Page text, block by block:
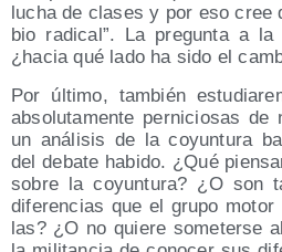
lucha de cla­ses y por eso
bio radi­cal . La pre­gun­ta a la
¿hacia qué lado ha sido el
Por últi­mo, tam­bién
abso­lu­ta­men­te per­ni­cio­sas
un aná­li­sis de la coyun­tu­ra
del deba­te habi­do. ¿Qué
sobre la coyun­tu­ra? ¿O son
dife­ren­cias que el gru­po
las? ¿O no quie­re some­ter­se